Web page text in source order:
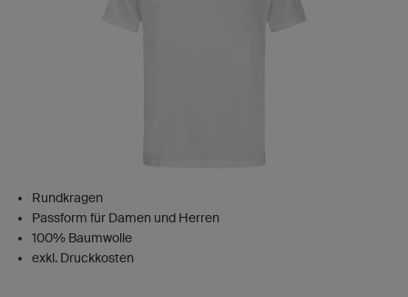
Rundkragen
Passform für Damen und Herren
100% Baumwolle
exkl. Druckkosten